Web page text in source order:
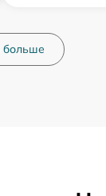
больше